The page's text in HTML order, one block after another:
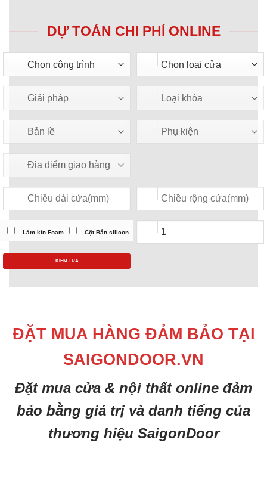
DỰ TOÁN CHI PHÍ ONLINE
Làm kín Foam Cột Bắn silicon
KIỂM TRA
ĐẶT MUA HÀNG ĐẢM BẢO TẠI
SAIGONDOOR.VN
Đặt mua cửa & nội thất online đảm
bảo bằng giá trị và danh tiếng của
thương hiệu SaigonDoor